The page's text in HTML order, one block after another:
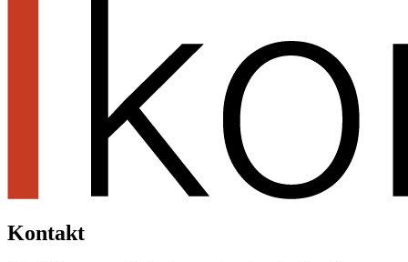
Kontakt